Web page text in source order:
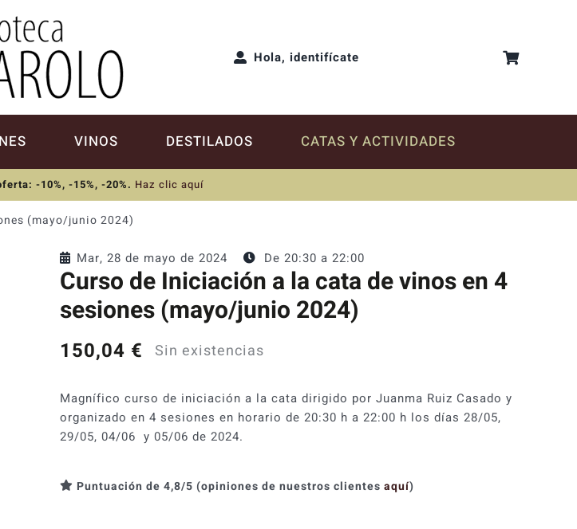
Hola, identifícate
VINOS DESTILADOS CATAS Y ACTIVIDADES
-10%, -15%, -20%. Haz clic aquí
(mayo/junio 2024)
Mar, 28 de mayo de 2024 De 20:30 a 22:00
Curso de Iniciación a la cata de vinos en 4
sesiones (mayo/junio 2024)
150,04 € Sin existencias
Magnífico curso de iniciación a la cata dirigido por Juanma Ruiz Casado y
organizado en 4 sesiones en horario de 20:30 h a 22:00 h los días 28/05,
29/05, 04/06 y 05/06 de 2024.
Puntuación de 4,8/5 (opiniones de nuestros clientes aquí)